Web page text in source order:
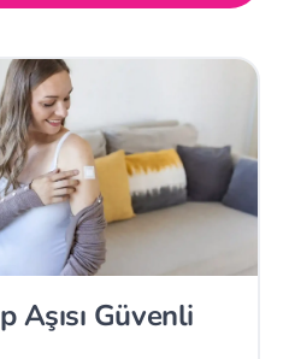
Aşısı Güvenli